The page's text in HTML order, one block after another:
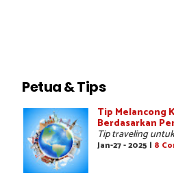
Petua & Tips
Tip Melancong
Berdasarkan
Tip traveling
Jan-27 - 2025 | 8